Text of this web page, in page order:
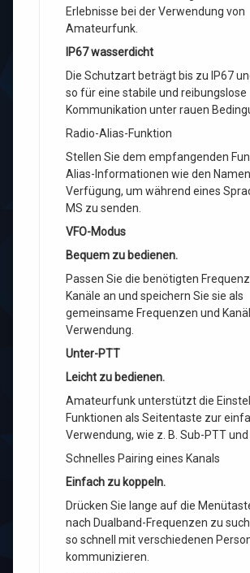
Erlebnisse bei der Verwendung von
Amateurfunk.
IP67 wasserdicht
Die Schutzart beträgt bis zu IP67
so für eine stabile und reibungslose
Kommunikation unter rauen
Radio-Alias-Funktion
Stellen Sie dem empfangenden
Alias-Informationen wie den
Verfügung, um während eines
MS zu senden.
VFO-Modus
Bequem zu bedienen.
Passen Sie die benötigten
Kanäle an und speichern Sie sie als
gemeinsame Frequenzen und
Verwendung.
Unter-PTT
Leicht zu bedienen.
Amateurfunk unterstützt die
Funktionen als Seitentaste zur
Verwendung, wie z. B. Sub-PTT und
Schnelles Pairing eines Kanals
Einfach zu koppeln.
Drücken Sie lange auf die
nach Dualband-Frequenzen zu
so schnell mit verschiedenen
kommunizieren.